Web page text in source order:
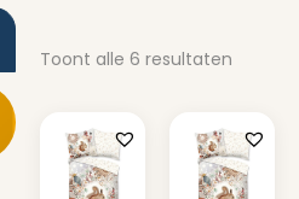
Toont alle 6 resultaten